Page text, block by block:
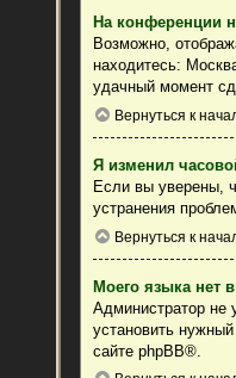
На конференции
Возможно,
находитесь:
удачный момент
Вернуться к
Я изменил
Если вы уверены,
устранения
Вернуться к
Моего языка нет
Администратор не
установить
сайтеphpBB®.